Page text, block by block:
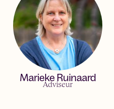
Marieke Ruinaard
Adviseur